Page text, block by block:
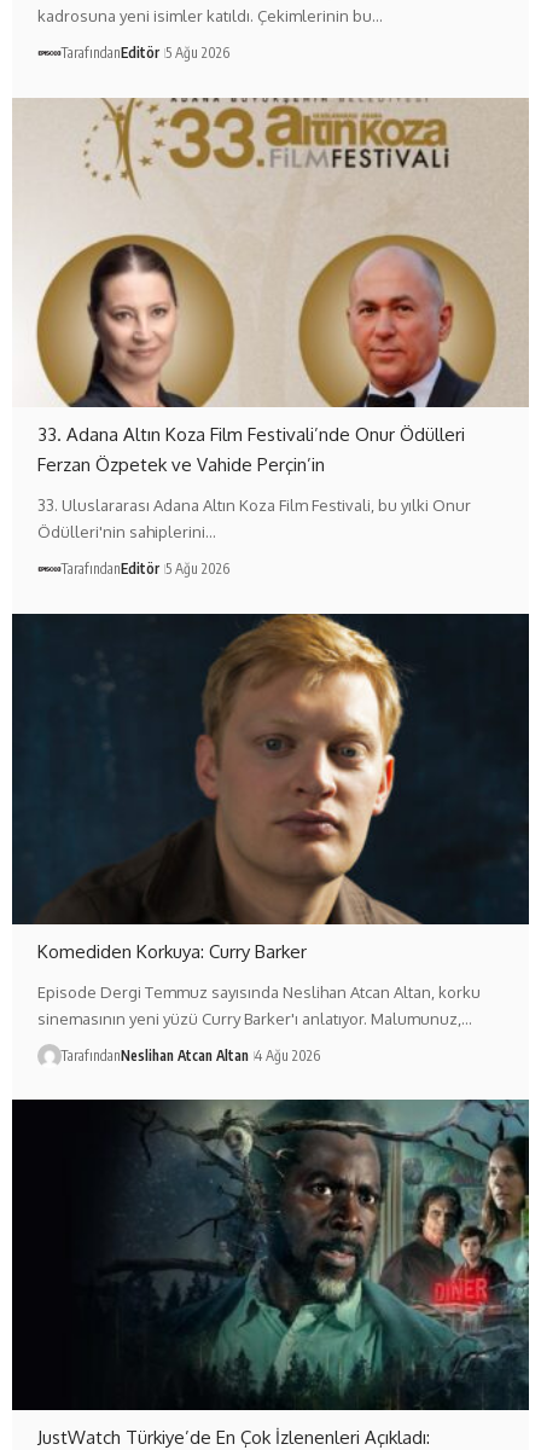
kadrosuna yeni isimler katıldı. Çekimlerinin bu…
TarafındanEditör 5 Ağu 2026
33. Adana Altın Koza Film Festivali’nde Onur Ödülleri
Ferzan Özpetek ve Vahide Perçin’in
33. Uluslararası Adana Altın Koza Film Festivali, bu yılki Onur
Ödülleri'nin sahiplerini…
TarafındanEditör 5 Ağu 2026
Komediden Korkuya: Curry Barker
Episode Dergi Temmuz sayısında Neslihan Atcan Altan, korku
sinemasının yeni yüzü Curry Barker'ı anlatıyor. Malumunuz,…
TarafındanNeslihan Atcan Altan 4 Ağu 2026
JustWatch Türkiye’de En Çok İzlenenleri Açıkladı: